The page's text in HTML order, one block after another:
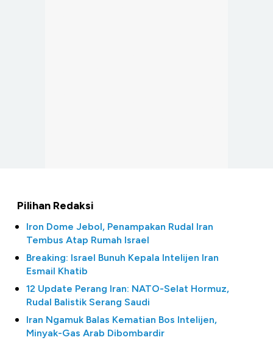
Pilihan Redaksi
Iron Dome Jebol, Penampakan Rudal Iran
Tembus Atap Rumah Israel
Breaking: Israel Bunuh Kepala Intelijen Iran
Esmail Khatib
12 Update Perang Iran: NATO-Selat Hormuz,
Rudal Balistik Serang Saudi
Iran Ngamuk Balas Kematian Bos Intelijen,
Minyak-Gas Arab Dibombardir